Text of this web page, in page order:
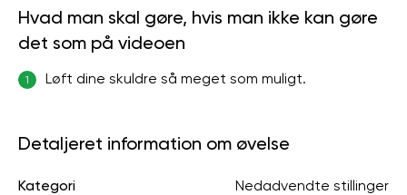
Hvad man skal gøre, hvis man ikke kan gøre
det som på videoen
1 Løft dine skuldre så meget som muligt.
Detaljeret information om øvelse
Kategori Nedadvendte stillinger